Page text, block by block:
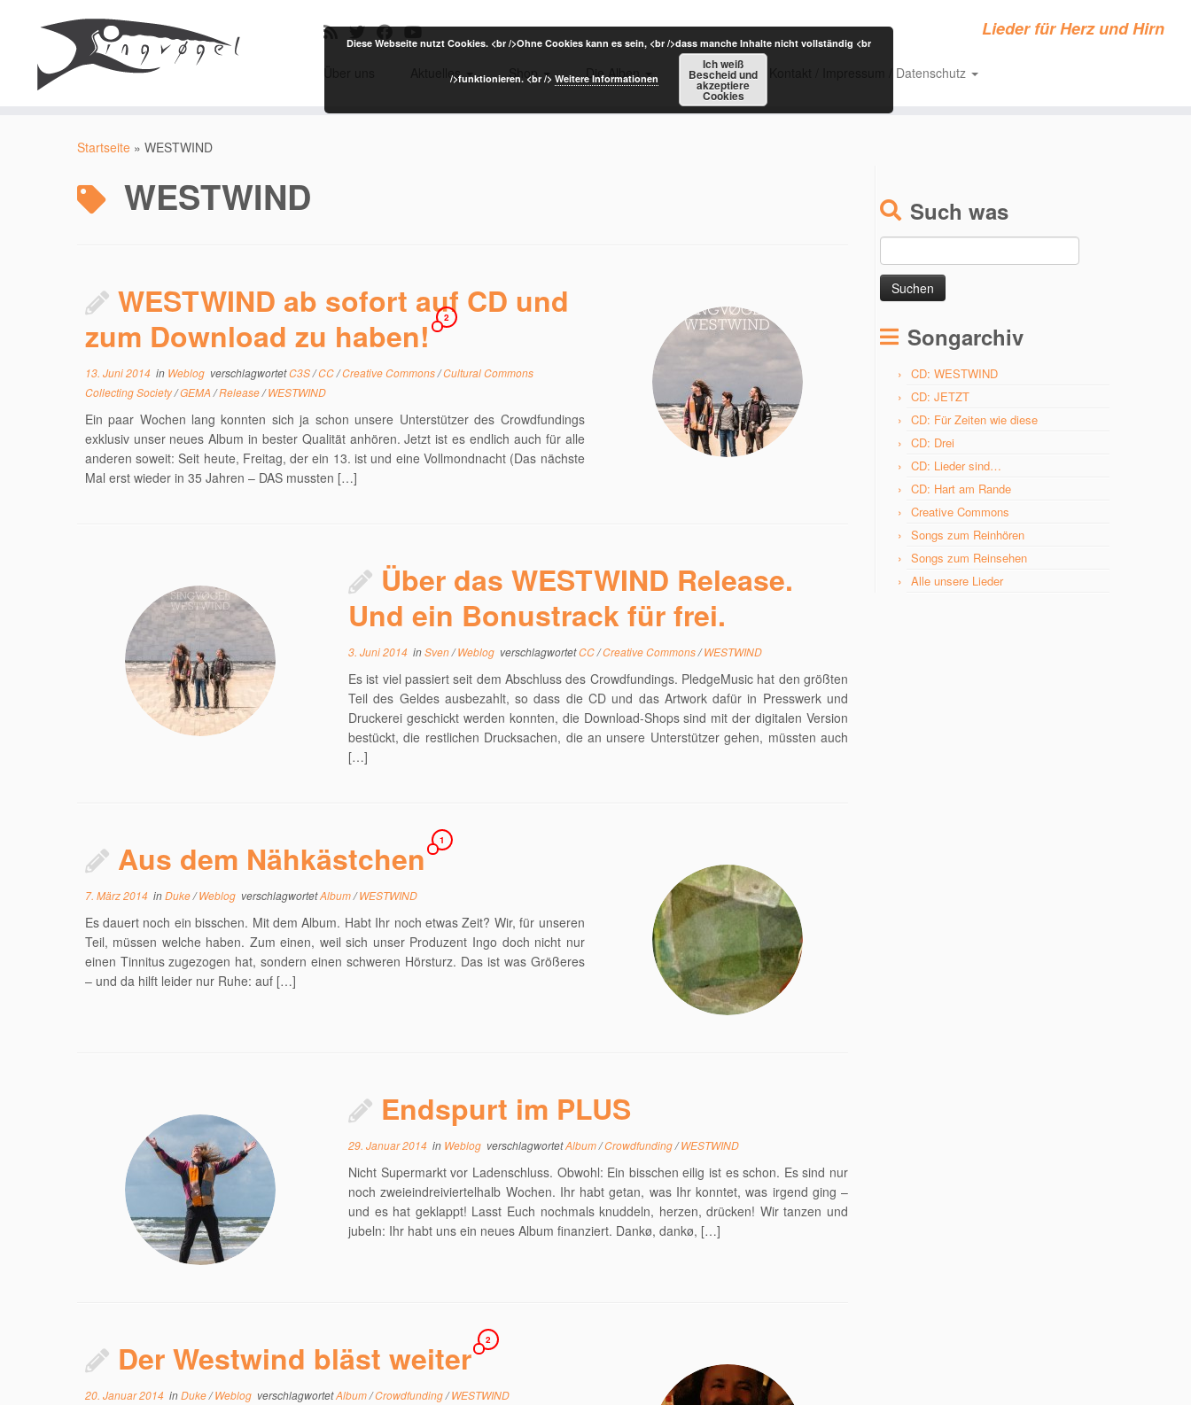
Lieder für Herz und Hirn
Aktuelles Shop Die Alben Termine Kontakt / Impressum / Datenschutz
Startseite » WESTWIND
WESTWIND
WESTWIND ab sofort auf CD und
zum Download zu haben!
2
13. Juni 2014in Weblog verschlagwortetC3S/CC/Creative Commons/Cultural Commons
Collecting Society/GEMA /Release/WESTWIND
Ein paar Wochen lang konnten sich ja schon unsere Unterstützer des Crowdfundings
exklusiv unser neues Album in bester Qualität anhören. Jetzt ist es endlich auch für alle
anderen soweit: Seit heute, Freitag, der ein 13. ist und eine Vollmondnacht (Das nächste
Mal erst wieder in 35 Jahren – DAS mussten […]
Über das WESTWIND Release.
Und ein Bonustrack für frei.
3. Juni 2014 inSven/Weblog verschlagwortetCC/Creative Commons/WESTWIND
Es ist viel passiert seit dem Abschluss des Crowdfundings. PledgeMusic hat den größten
Teil des Geldes ausbezahlt, so dass die CD und das Artwork dafür in Presswerk und
Druckerei geschickt werden konnten, die Download-Shops sind mit der digitalen Version
bestückt, die restlichen Drucksachen, die an unsere Unterstützer gehen, müssten auch
[…]
Aus dem Nähkästchen 1
7. März 2014inDuke/Weblog verschlagwortetAlbum/WESTWIND
Es dauert noch ein bisschen. Mit dem Album. Habt Ihr noch etwas Zeit? Wir, für unseren
Teil, müssen welche haben. Zum einen, weil sich unser Produzent Ingo doch nicht nur
einen Tinnitus zugezogen hat, sondern einen schweren Hörsturz. Das ist was Größeres
– und da hilft leider nur Ruhe: auf […]
Endspurt im PLUS
29. Januar 2014 in Weblog verschlagwortetAlbum/Crowdfunding/WESTWIND
Nicht Supermarkt vor Ladenschluss. Obwohl: Ein bisschen eilig ist es schon. Es sind nur
noch zweieindreiviertelhalb Wochen. Ihr habt getan, was Ihr konntet, was irgend ging –
und es hat geklappt! Lasst Euch nochmals knuddeln, herzen, drücken! Wir tanzen und
jubeln: Ihr habt uns ein neues Album finanziert. Dankø, dankø, […]
Der Westwind bläst weiter 2
20. Januar 2014inDuke/Weblog verschlagwortetAlbum/Crowdfunding/WESTWIND
Such was
nach:
Songarchiv
CD: WESTWIND
CD: JETZT
CD: Für Zeiten wie diese
CD: Drei
CD: Lieder sind…
CD: Hart am Rande
Creative Commons
Songs zum Reinhören
Songs zum Reinsehen
Alle unsere Lieder
Diese Webseite nutzt Cookies. <br />Ohne Cookies kann es sein, <br />dass manche Inhalte nicht vollständig <br
/>funktionieren. <br /> Weitere Informationen
Ich weiß
Bescheid und
akzeptiere
Cookies